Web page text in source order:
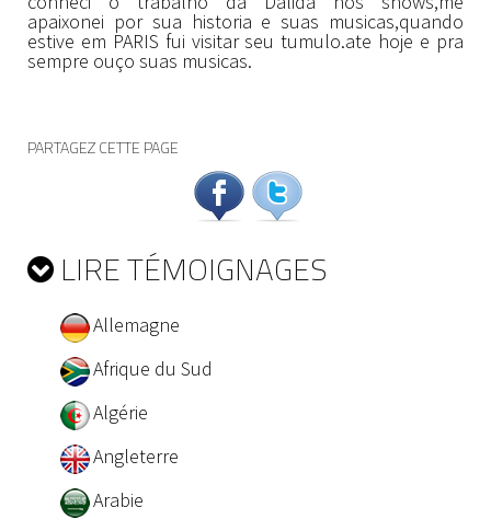
apaixonei por sua historia e suas musicas,quando
estive em PARIS fui visitar seu tumulo.ate hoje e pra
sempre ouço suas musicas.
PARTAGEZ CETTE PAGE
LIRE TÉMOIGNAGES
Allemagne
Afrique du Sud
Algérie
Angleterre
Arabie